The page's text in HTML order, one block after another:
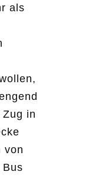
als
in
von